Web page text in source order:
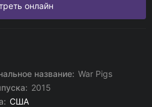
онлайн
название: War Pigs
2015
США